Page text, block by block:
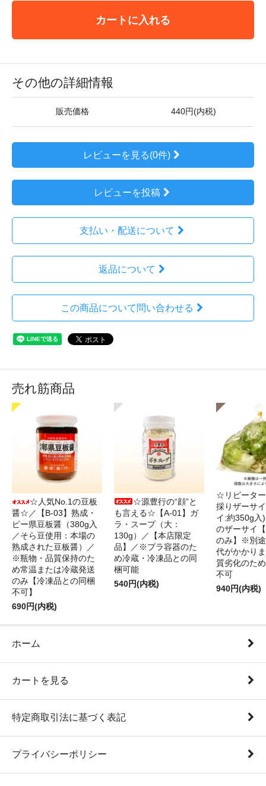
カートに入れる
その他の詳細情報
販売価格 440円(内税)
レビューを見る(0件)
レビューを投稿
支払い・配送について
返品について
この商品について問い合わせる
売れ筋商品
☆人気No.1の豆板
醤☆／【B-03】熟成・
ピー県豆板醤（380g入
／そら豆使用：本場の
熟成された豆板醤）／
※瓶物・品質保持のた
め常温または冷蔵発送
のみ【冷凍品との同梱
不可】
690円(内税)
☆源豊行の“顔”と
も言える☆【A-01】ガ
ラ・スープ（大：
130g）／【本店限定
品】／※プラ容器のた
め冷蔵・冷凍品との同
梱可能
540円(内税)
☆リピータ
採りザーサ
イ:約350g入
のザーサイ
のみ】※別
代がかかり
質劣化のた
不可
940円(内税)
ホーム
カートを見る
特定商取引法に基づく表記
プライバシーポリシー